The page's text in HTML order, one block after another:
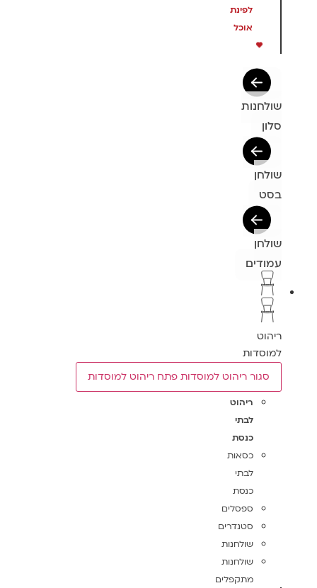
לפינת
אוכל
שולחנות
סלון
שולחן
בסט
שולחן
עמודים
ריהוט
למוסדות
סגור ריהוט למוסדות פתח ריהוט למוסדות
ריהוט
לבתי
כנסת
כסאות
לבתי
כנסת
ספסלים
סטנדרים
שולחנות
שולחנות
מתקפלים